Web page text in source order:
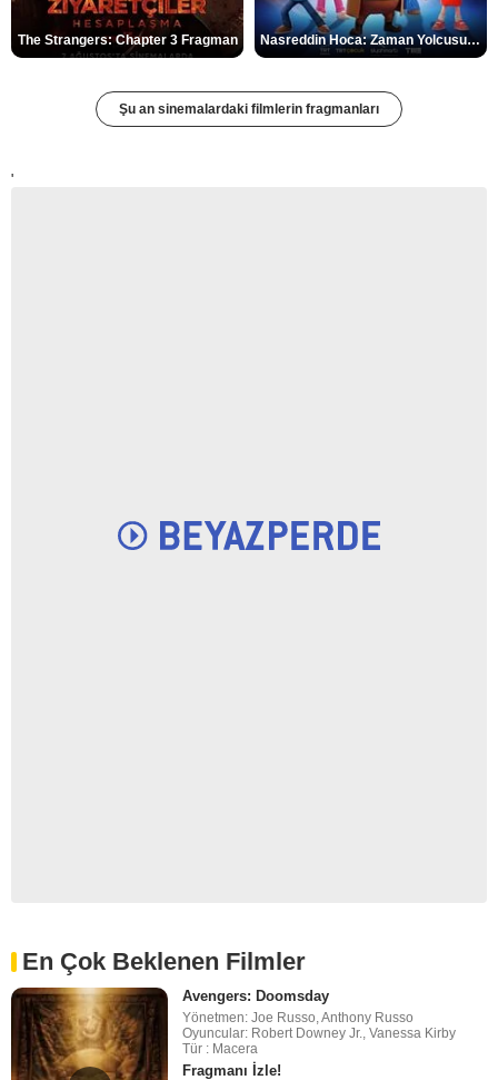
The Strangers: Chapter 3 Fragman Nasreddin Hoca: Zaman Yolcusu 4 Fragman
Şu an sinemalardaki filmlerin fragmanları
'
En Çok Beklenen Filmler
Avengers: Doomsday
Yönetmen: Joe Russo, Anthony Russo
Oyuncular: Robert Downey Jr., Vanessa Kirby
Tür : Macera
Fragmanı İzle!